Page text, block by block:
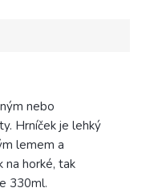
nebo
Hrníček je lehký
lemem a
na horké, tak
330ml.